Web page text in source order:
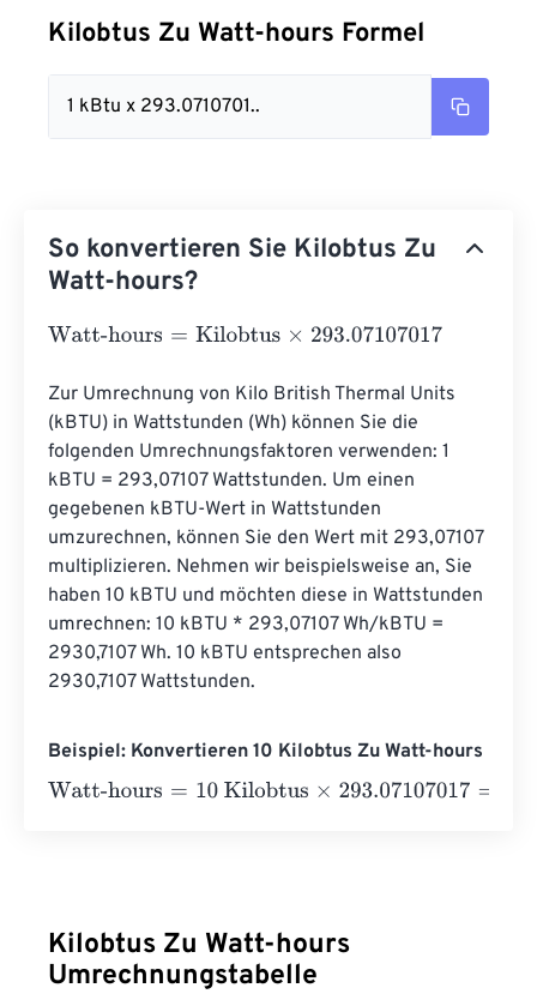
Kilobtus Zu Watt-hours Formel
1 kBtu x 293.0710701..
So konvertieren Sie Kilobtus Zu
Watt-hours?
Watt-hours=Kilobtus×293.07107017
Zur Umrechnung von Kilo British Thermal Units
(kBTU) in Wattstunden (Wh) können Sie die
folgenden Umrechnungsfaktoren verwenden: 1
kBTU = 293,07107 Wattstunden. Um einen
gegebenen kBTU-Wert in Wattstunden
umzurechnen, können Sie den Wert mit 293,07107
multiplizieren. Nehmen wir beispielsweise an, Sie
haben 10 kBTU und möchten diese in Wattstunden
umrechnen: 10 kBTU * 293,07107 Wh/kBTU =
2930,7107 Wh. 10 kBTU entsprechen also
2930,7107 Wattstunden.
Beispiel: Konvertieren 10 Kilobtus Zu Watt-hours
Watt-hours=10 Kilobtus×293.07107017=2930.7107017
Kilobtus Zu Watt-hours
Umrechnungstabelle